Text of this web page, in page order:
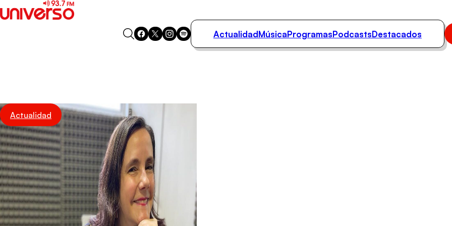
Podcasts
Destacados
ActualidadMúsicaProgramasPodcastsDestacados
Actualidad